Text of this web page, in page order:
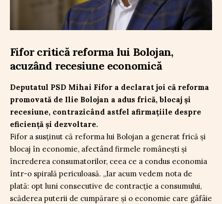
Fifor critică reforma lui Bolojan,
acuzând recesiune economică
Deputatul PSD Mihai Fifor a declarat joi că reforma
promovată de Ilie Bolojan a adus frică, blocaj și
recesiune, contrazicând astfel afirmațiile despre
eficiență și dezvoltare.
Fifor a susținut că reforma lui Bolojan a generat frică și
blocaj în economie, afectând firmele românești și
încrederea consumatorilor, ceea ce a condus economia
într-o spirală periculoasă. „Iar acum vedem nota de
plată: opt luni consecutive de contracție a consumului,
scăderea puterii de cumpărare și o economie care gâfâie